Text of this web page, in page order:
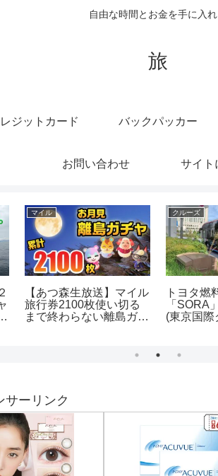
自由な時間とお金を手に入れ
旅
ジットカード バックパッカー
お問い合わせ サイト
マイル
【あつ森生放送】マイル
旅行券2100枚使い切る
まで終わらない離島ガチ
クルーズ
トヨタ燃
「SORA
(東京国際
サーリンク